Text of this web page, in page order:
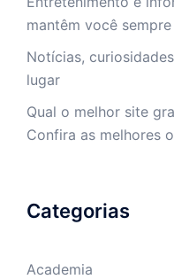
mantêm você
Notícias,
lugar
Qual o melhor site
Confira as melhores
Categorias
Academia